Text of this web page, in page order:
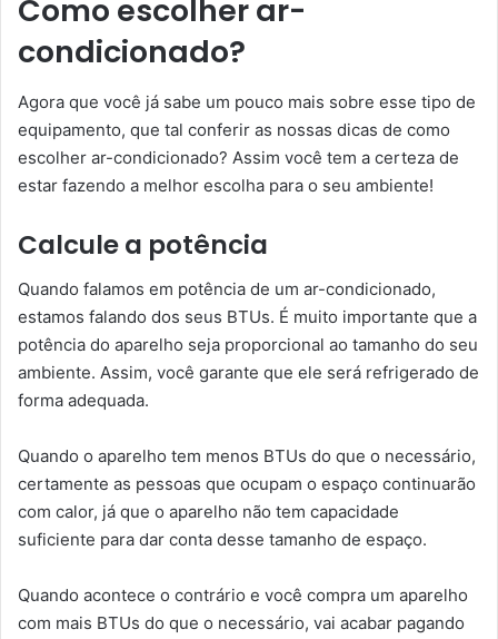
Como escolher ar-
condicionado?
Agora que você já sabe um pouco mais sobre esse tipo de
equipamento, que tal conferir as nossas dicas de como
escolher ar-condicionado? Assim você tem a certeza de
estar fazendo a melhor escolha para o seu ambiente!
Calcule a potência
Quando falamos em potência de um ar-condicionado,
estamos falando dos seus BTUs. É muito importante que a
potência do aparelho seja proporcional ao tamanho do seu
ambiente. Assim, você garante que ele será refrigerado de
forma adequada.
Quando o aparelho tem menos BTUs do que o necessário,
certamente as pessoas que ocupam o espaço continuarão
com calor, já que o aparelho não tem capacidade
suficiente para dar conta desse tamanho de espaço.
Quando acontece o contrário e você compra um aparelho
com mais BTUs do que o necessário, vai acabar pagando